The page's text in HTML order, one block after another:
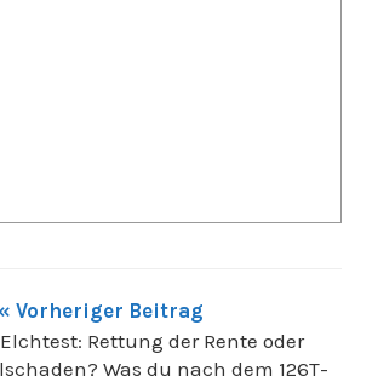
« Vorheriger Beitrag
Rettung der Rente oder
Was du nach dem 126T-